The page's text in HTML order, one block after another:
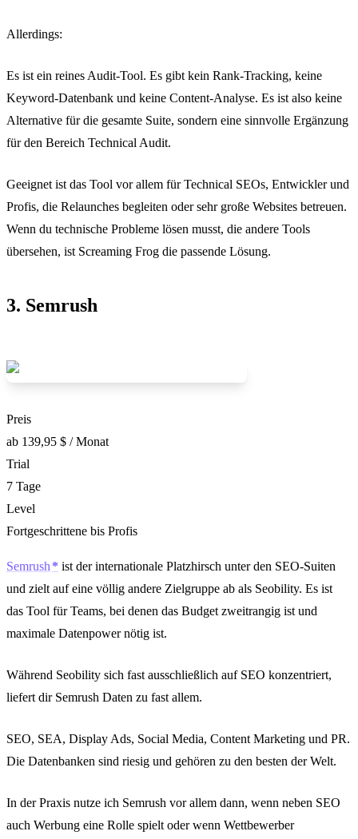
Allerdings:
Es ist ein reines Audit-Tool. Es gibt kein Rank-Tracking, keine
Keyword-Datenbank und keine Content-Analyse. Es ist also keine
Alternative für die gesamte Suite, sondern eine sinnvolle Ergänzung
für den Bereich Technical Audit.
Geeignet ist das Tool vor allem für Technical SEOs, Entwickler und
Profis, die Relaunches begleiten oder sehr große Websites betreuen.
Wenn du technische Probleme lösen musst, die andere Tools
übersehen, ist Screaming Frog die passende Lösung.
3. Semrush
Preis
ab 139,95 $ / Monat
Trial
7 Tage
Level
Fortgeschrittene bis Profis
Semrush
ist der internationale Platzhirsch unter den SEO-Suiten
und zielt auf eine völlig andere Zielgruppe ab als Seobility. Es ist
das Tool für Teams, bei denen das Budget zweitrangig ist und
maximale Datenpower nötig ist.
Während Seobility sich fast ausschließlich auf SEO konzentriert,
liefert dir Semrush Daten zu fast allem.
SEO, SEA, Display Ads, Social Media, Content Marketing und PR.
Die Datenbanken sind riesig und gehören zu den besten der Welt.
In der Praxis nutze ich Semrush vor allem dann, wenn neben SEO
auch Werbung eine Rolle spielt oder wenn Wettbewerber